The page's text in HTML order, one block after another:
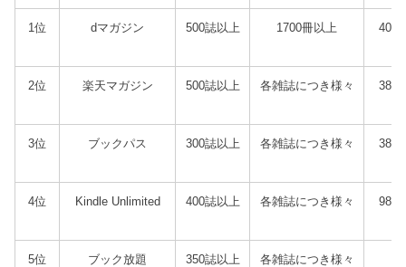
1位 dマガジン 500誌以上 1700冊以上 400
2位 楽天マガジン 500誌以上 各雑誌につき様々 380
3位 ブックパス 300誌以上 各雑誌につき様々 380
4位 Kindle Unlimited 400誌以上 各雑誌につき様々 980
5位 ブック放題 350誌以上 各雑誌につき様々